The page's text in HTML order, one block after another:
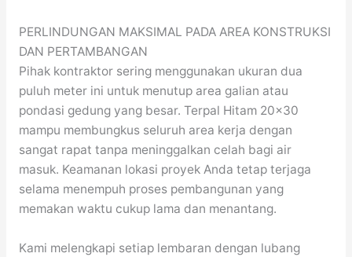
PERLINDUNGAN MAKSIMAL PADA AREA KONSTRUKSI
DAN PERTAMBANGAN
Pihak kontraktor sering menggunakan ukuran dua
puluh meter ini untuk menutup area galian atau
pondasi gedung yang besar. Terpal Hitam 20×30
mampu membungkus seluruh area kerja dengan
sangat rapat tanpa meninggalkan celah bagi air
masuk. Keamanan lokasi proyek Anda tetap terjaga
selama menempuh proses pembangunan yang
memakan waktu cukup lama dan menantang.
Kami melengkapi setiap lembaran dengan lubang